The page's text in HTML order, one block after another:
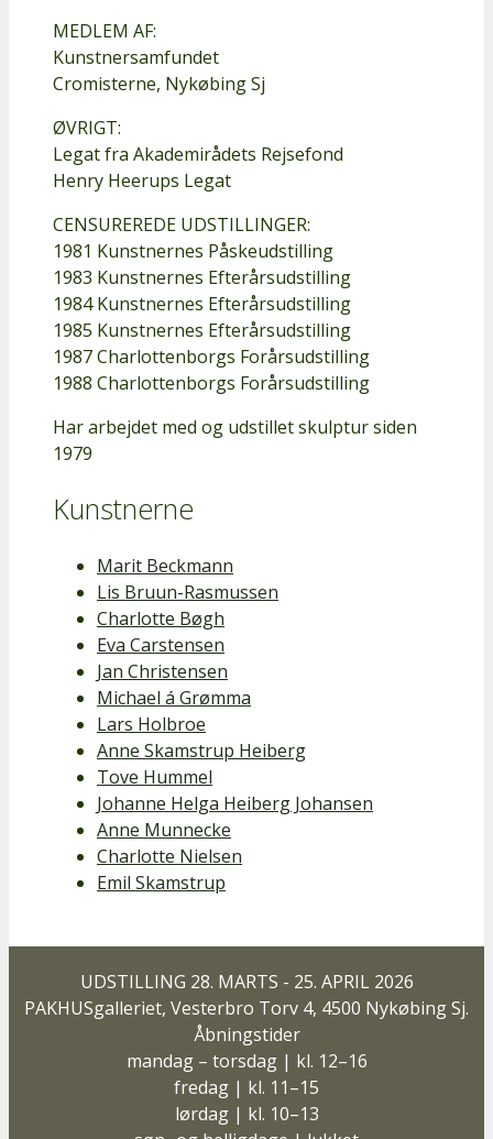
MEDLEM AF:
Kunstnersamfundet
Cromisterne, Nykøbing Sj
ØVRIGT:
Legat fra Akademirådets Rejsefond
Henry Heerups Legat
CENSUREREDE UDSTILLINGER:
1981 Kunstnernes Påskeudstilling
1983 Kunstnernes Efterårsudstilling
1984 Kunstnernes Efterårsudstilling
1985 Kunstnernes Efterårsudstilling
1987 Charlottenborgs Forårsudstilling
1988 Charlottenborgs Forårsudstilling
Har arbejdet med og udstillet skulptur siden
1979
Kunstnerne
Marit Beckmann
Lis Bruun-Rasmussen
Charlotte Bøgh
Eva Carstensen
Jan Christensen
Michael á Grømma
Lars Holbroe
Anne Skamstrup Heiberg
Tove Hummel
Johanne Helga Heiberg Johansen
Anne Munnecke
Charlotte Nielsen
Emil Skamstrup
UDSTILLING 28. MARTS - 25. APRIL 2026
PAKHUSgalleriet, Vesterbro Torv 4, 4500 Nykøbing Sj.
Åbningstider
mandag – torsdag | kl. 12–16
fredag | kl. 11–15
lørdag | kl. 10–13